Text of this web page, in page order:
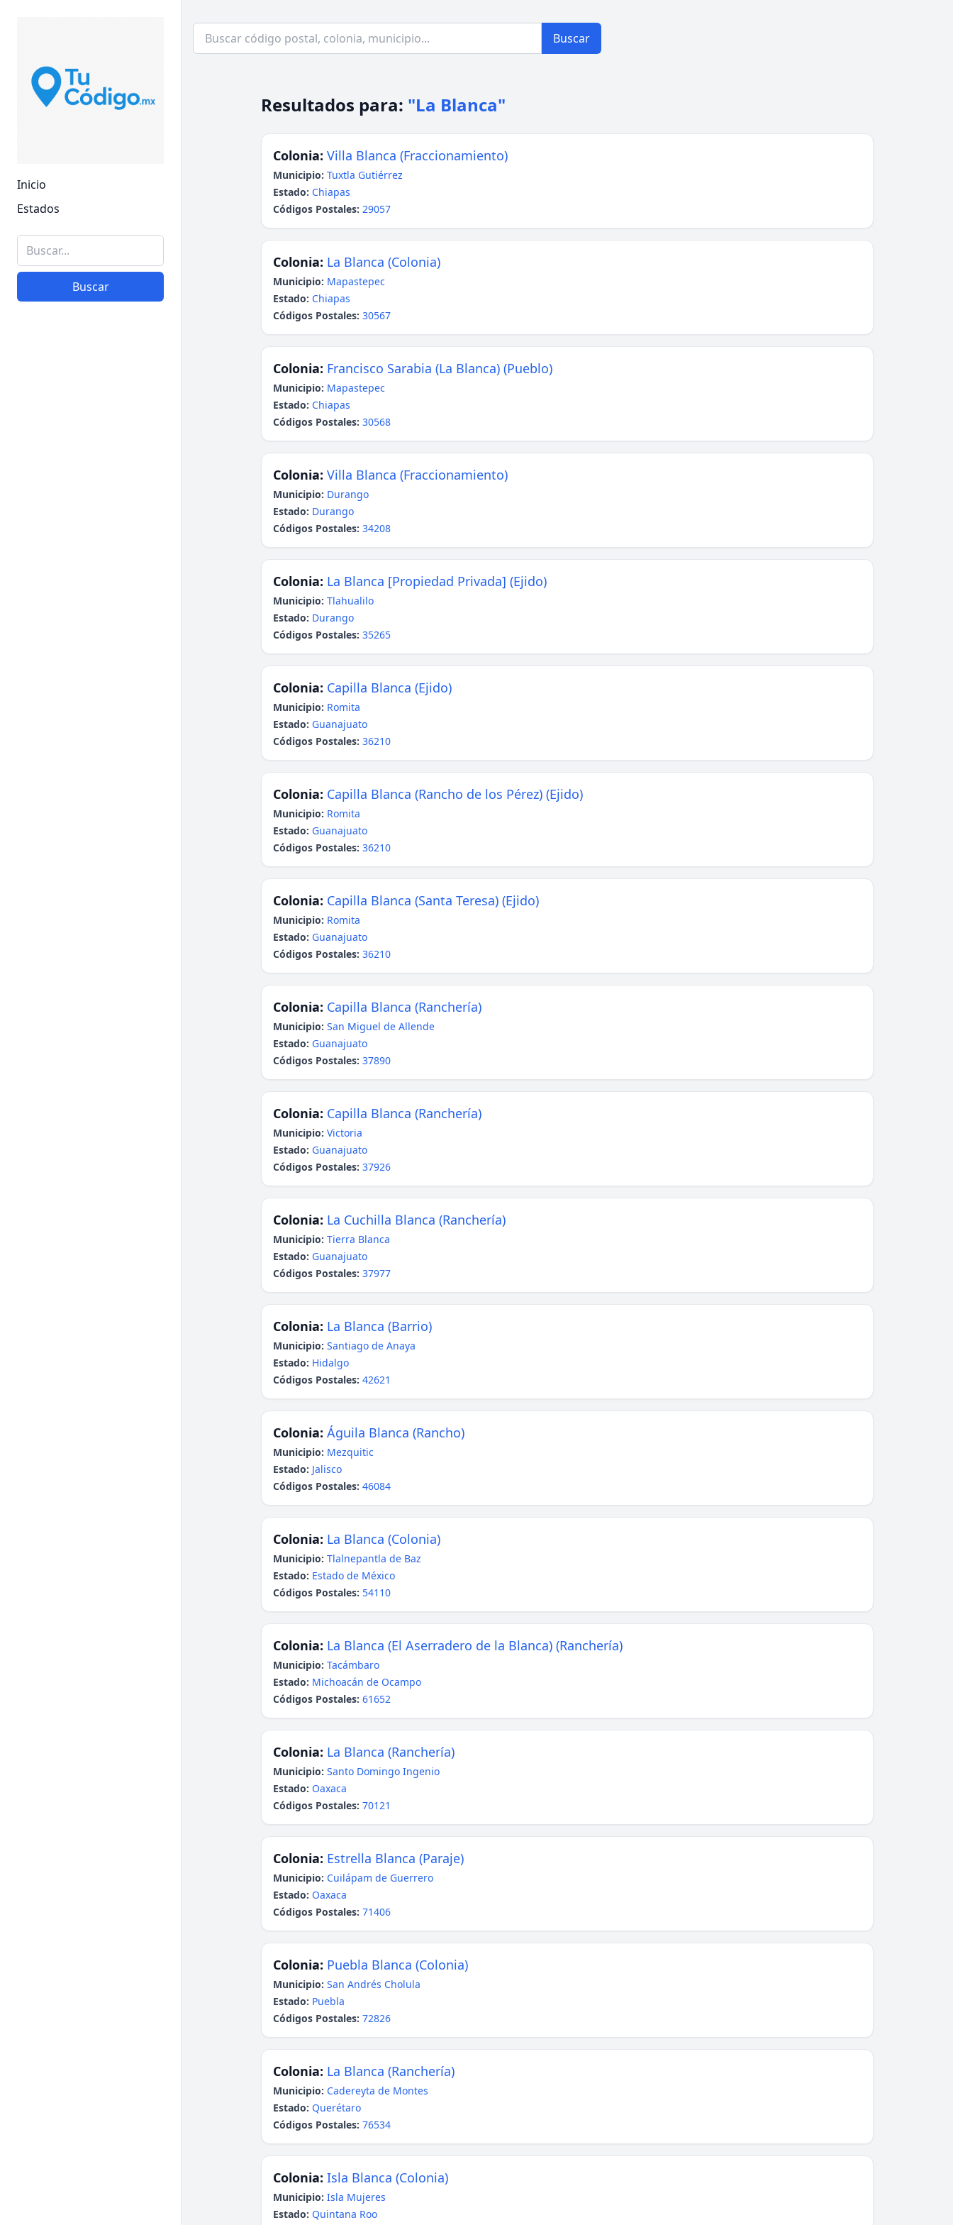
Inicio
Estados
Buscar
Buscar
Resultados para: "La Blanca"
Colonia: Villa Blanca (Fraccionamiento)
Municipio: Tuxtla Gutiérrez
Estado: Chiapas
Códigos Postales: 29057
Colonia: La Blanca (Colonia)
Municipio: Mapastepec
Estado: Chiapas
Códigos Postales: 30567
Colonia: Francisco Sarabia (La Blanca) (Pueblo)
Municipio: Mapastepec
Estado: Chiapas
Códigos Postales: 30568
Colonia: Villa Blanca (Fraccionamiento)
Municipio: Durango
Estado: Durango
Códigos Postales: 34208
Colonia: La Blanca [Propiedad Privada] (Ejido)
Municipio: Tlahualilo
Estado: Durango
Códigos Postales: 35265
Colonia: Capilla Blanca (Ejido)
Municipio: Romita
Estado: Guanajuato
Códigos Postales: 36210
Colonia: Capilla Blanca (Rancho de los Pérez) (Ejido)
Municipio: Romita
Estado: Guanajuato
Códigos Postales: 36210
Colonia: Capilla Blanca (Santa Teresa) (Ejido)
Municipio: Romita
Estado: Guanajuato
Códigos Postales: 36210
Colonia: Capilla Blanca (Ranchería)
Municipio: San Miguel de Allende
Estado: Guanajuato
Códigos Postales: 37890
Colonia: Capilla Blanca (Ranchería)
Municipio: Victoria
Estado: Guanajuato
Códigos Postales: 37926
Colonia: La Cuchilla Blanca (Ranchería)
Municipio: Tierra Blanca
Estado: Guanajuato
Códigos Postales: 37977
Colonia: La Blanca (Barrio)
Municipio: Santiago de Anaya
Estado: Hidalgo
Códigos Postales: 42621
Colonia: Águila Blanca (Rancho)
Municipio: Mezquitic
Estado: Jalisco
Códigos Postales: 46084
Colonia: La Blanca (Colonia)
Municipio: Tlalnepantla de Baz
Estado: Estado de México
Códigos Postales: 54110
Colonia: La Blanca (El Aserradero de la Blanca) (Ranchería)
Municipio: Tacámbaro
Estado: Michoacán de Ocampo
Códigos Postales: 61652
Colonia: La Blanca (Ranchería)
Municipio: Santo Domingo Ingenio
Estado: Oaxaca
Códigos Postales: 70121
Colonia: Estrella Blanca (Paraje)
Municipio: Cuilápam de Guerrero
Estado: Oaxaca
Códigos Postales: 71406
Colonia: Puebla Blanca (Colonia)
Municipio: San Andrés Cholula
Estado: Puebla
Códigos Postales: 72826
Colonia: La Blanca (Ranchería)
Municipio: Cadereyta de Montes
Estado: Querétaro
Códigos Postales: 76534
Colonia: Isla Blanca (Colonia)
Municipio: Isla Mujeres
Estado: Quintana Roo